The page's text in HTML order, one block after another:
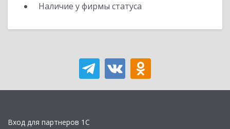
Наличие у фирмы статуса
Вход для партнеров 1С